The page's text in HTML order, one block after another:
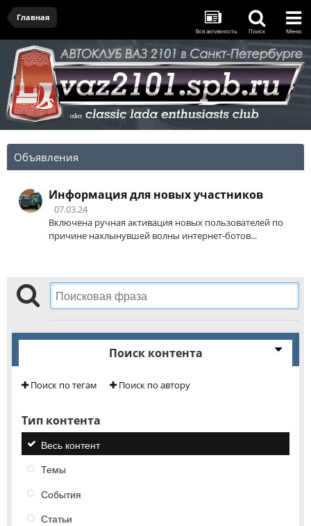
Главная
Вся активность Поиск Меню
Объявления
Информация для новых участников
07.03.24
Включена ручная активация новых пользователей по
причине нахлынувшей волны интернет-ботов...
Поиск контента
Поиск по тегам Поиск по автору
Тип контента
Весь контент
Темы
События
Статьи